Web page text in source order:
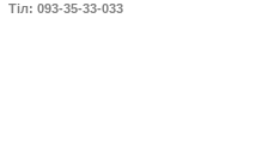
Тіл: 093-35-33-033